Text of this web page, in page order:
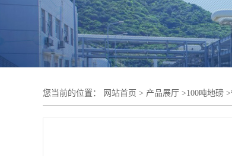
您当前的位置： 网站首页 > 产品展厅 >100吨地磅 >